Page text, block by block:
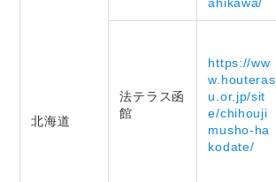
北海道
ahikawa/
法テラス函
館
https://ww
w.houteras
u.or.jp/sit
e/chihouji
musho-ha
kodate/